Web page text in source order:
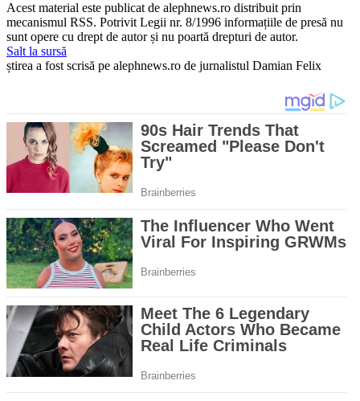
Acest material este publicat de alephnews.ro distribuit prin
mecanismul RSS. Potrivit Legii nr. 8/1996 informațiile de presă nu
sunt opere cu drept de autor și nu poartă drepturi de autor.
Salt la sursă
știrea a fost scrisă pe alephnews.ro de jurnalistul Damian Felix